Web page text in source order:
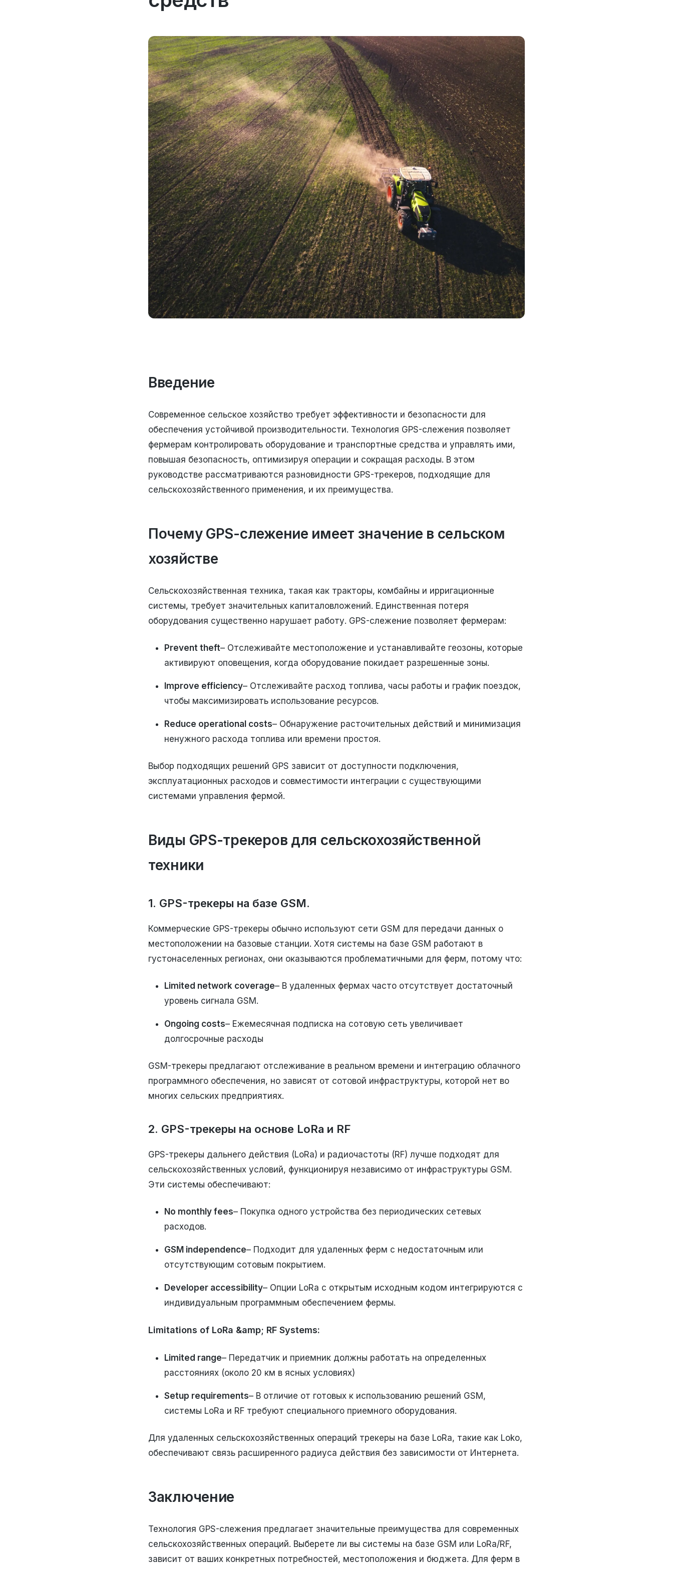
Введение
Современное сельское хозяйство требует эффективности и безопасности для
обеспечения устойчивой производительности. Технология GPS-слежения позволяет
фермерам контролировать оборудование и транспортные средства и управлять ими,
повышая безопасность, оптимизируя операции и сокращая расходы. В этом
руководстве рассматриваются разновидности GPS-трекеров, подходящие для
сельскохозяйственного применения, и их преимущества.
Почему GPS-слежение имеет значение в сельском
хозяйстве
Сельскохозяйственная техника, такая как тракторы, комбайны и ирригационные
системы, требует значительных капиталовложений. Единственная потеря
оборудования существенно нарушает работу. GPS-слежение позволяет фермерам:
Prevent theft– Отслеживайте местоположение и устанавливайте геозоны, которые
активируют оповещения, когда оборудование покидает разрешенные зоны.
Improve efficiency– Отслеживайте расход топлива, часы работы и график поездок,
чтобы максимизировать использование ресурсов.
Reduce operational costs– Обнаружение расточительных действий и минимизация
ненужного расхода топлива или времени простоя.
Выбор подходящих решений GPS зависит от доступности подключения,
эксплуатационных расходов и совместимости интеграции с существующими
системами управления фермой.
Виды GPS-трекеров для сельскохозяйственной
техники
1. GPS-трекеры на базе GSM.
Коммерческие GPS-трекеры обычно используют сети GSM для передачи данных о
местоположении на базовые станции. Хотя системы на базе GSM работают в
густонаселенных регионах, они оказываются проблематичными для ферм, потому что:
Limited network coverage– В удаленных фермах часто отсутствует достаточный
уровень сигнала GSM.
Ongoing costs– Ежемесячная подписка на сотовую сеть увеличивает
долгосрочные расходы
GSM-трекеры предлагают отслеживание в реальном времени и интеграцию облачного
программного обеспечения, но зависят от сотовой инфраструктуры, которой нет во
многих сельских предприятиях.
2. GPS-трекеры на основе LoRa и RF
GPS-трекеры дальнего действия (LoRa) и радиочастоты (RF) лучше подходят для
сельскохозяйственных условий, функционируя независимо от инфраструктуры GSM.
Эти системы обеспечивают:
No monthly fees– Покупка одного устройства без периодических сетевых
расходов.
GSM independence– Подходит для удаленных ферм с недостаточным или
отсутствующим сотовым покрытием.
Developer accessibility– Опции LoRa с открытым исходным кодом интегрируются с
индивидуальным программным обеспечением фермы.
Limitations of LoRa &amp; RF Systems:
Limited range– Передатчик и приемник должны работать на определенных
расстояниях (около 20 км в ясных условиях)
Setup requirements– В отличие от готовых к использованию решений GSM,
системы LoRa и RF требуют специального приемного оборудования.
Для удаленных сельскохозяйственных операций трекеры на базе LoRa, такие как Loko,
обеспечивают связь расширенного радиуса действия без зависимости от Интернета.
Заключение
Технология GPS-слежения предлагает значительные преимущества для современных
сельскохозяйственных операций. Выберете ли вы системы на базе GSM или LoRa/RF,
зависит от ваших конкретных потребностей, местоположения и бюджета. Для ферм в